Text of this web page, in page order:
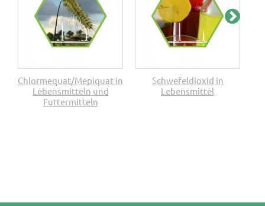
Chlormequat/Mepiquat in
Lebensmitteln und
Futtermitteln
Schwefeldioxid in
Lebensmittel